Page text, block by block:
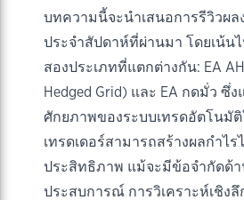
บทความนี้จะนำเสนอการรีวิวผล
ประจำสัปดาห์ที่ผ่านมา โดยเน้น
สองประเภทที่แตกต่างกัน: EA
Hedged Grid) และ EA กดมั่ว ซึ่ง
ศักยภาพของระบบเทรดอัตโนมั
เทรดเดอร์สามารถสร้างผลกำไร
ประสิทธิภาพ แม้จะมีข้อจำกัดด้า
ประสบการณ์ การวิเคราะห์เชิง